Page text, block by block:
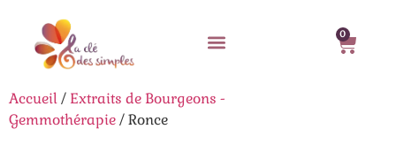
0
Accueil/ Extraits de Bourgeons -
Gemmothérapie/ Ronce